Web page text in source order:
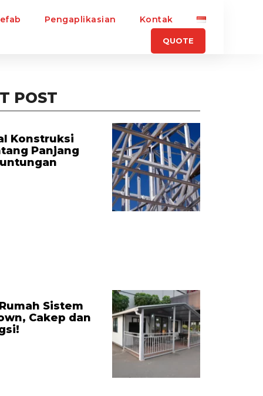
Pengaplikasian Kontak
QUOTE
POST
Konstruksi
Panjang
Sistem
Cakep dan